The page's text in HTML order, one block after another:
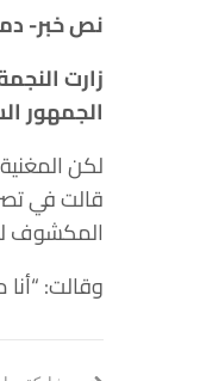
نص خبر-
الجمهور
لكن
المكشوف
وقالت: